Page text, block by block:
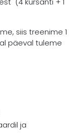
siis treenime 1
päeval tuleme
ja